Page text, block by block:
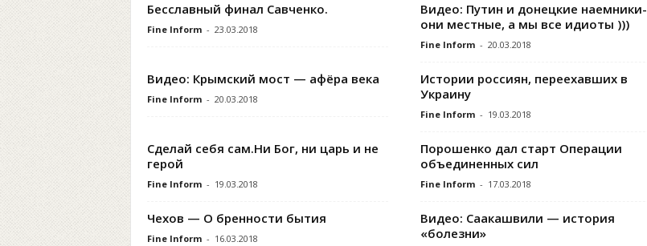
Бесславный финал Савченко.
Fine Inform - 23.03.2018
Видео: Путин и донецкие наемники-
они местные, а мы все идиоты )))
Fine Inform - 20.03.2018
Видео: Крымский мост — афёра века
Fine Inform - 20.03.2018
Истории россиян, переехавших в
Украину
Fine Inform - 19.03.2018
Сделай себя сам.Ни Бог, ни царь и не
герой
Fine Inform - 19.03.2018
Порошенко дал старт Операции
объединенных сил
Fine Inform - 17.03.2018
Чехов — О бренности бытия
Fine Inform - 16.03.2018
Видео: Саакашвили — история
«болезни»